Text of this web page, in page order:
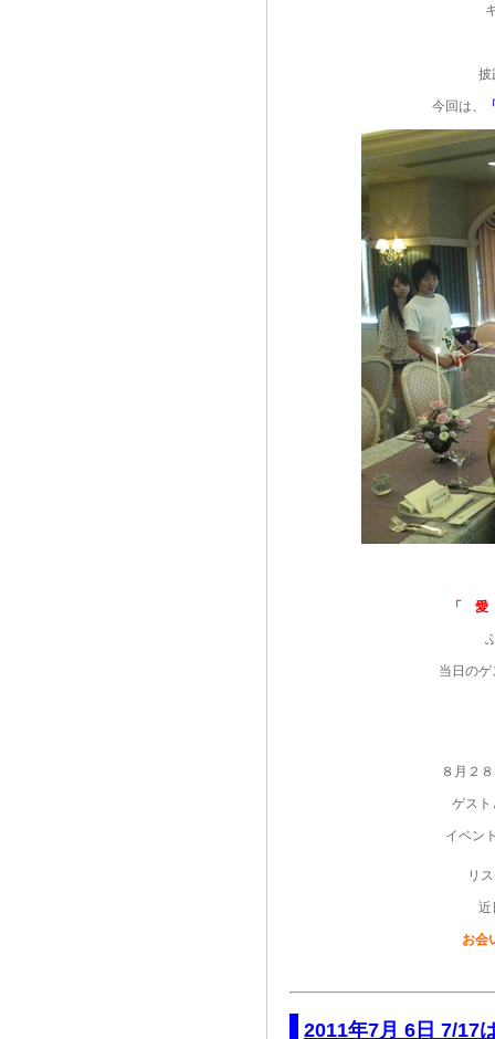
披
今回は、
「
当日の
８月２
ゲスト
イベン
リ
近
お会
2011年7月 6日 7/17